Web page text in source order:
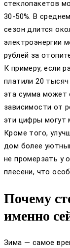
стеклопакетов
30-50%. В
сезон длится
электроэнергии
рублей за
К примеру, если
платили 20
эта сумма может
зависимости от
эти цифры могут
Кроме того,
дом более
не промерзать у
плесени, что
Почему
именно
Зима — самое